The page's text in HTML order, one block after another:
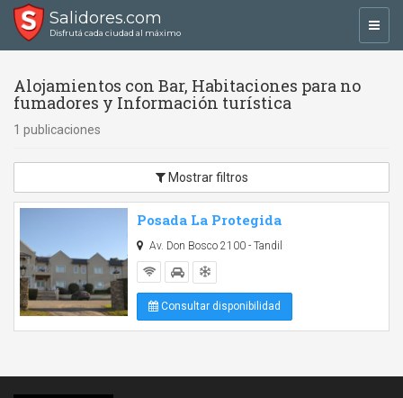
Salidores.com
Disfrutá cada ciudad al máximo
Alojamientos con Bar, Habitaciones para no
fumadores y Información turística
1 publicaciones
Mostrar filtros
Posada La Protegida
Av. Don Bosco 2100 - Tandil
Consultar disponibilidad